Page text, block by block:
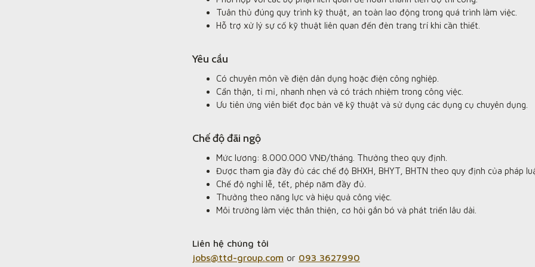
Tuân thủ đúng quy trình kỹ thuật, an toàn lao động trong quá trình làm việc.
Hỗ trợ xử lý sự cố kỹ thuật liên quan đến đèn trang trí khi cần thiết.
Yêu cầu
Có chuyên môn về điện dân dụng hoặc điện công nghiệp.
Cẩn thận, tỉ mỉ, nhanh nhẹn và có trách nhiệm trong công việc.
Ưu tiên ứng viên biết đọc bản vẽ kỹ thuật và sử dụng các dụng cụ chuyên dụng.
Chế độ đãi ngộ
Mức lương: 8.000.000 VNĐ/tháng. Thưởng theo quy định.
Được tham gia đầy đủ các chế độ BHXH, BHYT, BHTN theo quy định của pháp
Chế độ nghỉ lễ, tết, phép năm đầy đủ.
Thưởng theo năng lực và hiệu quả công việc.
Môi trường làm việc thân thiện, cơ hội gắn bó và phát triển lâu dài.
Liên hệ chúng tôi
jobs@ttd-group.com or 093 3627990